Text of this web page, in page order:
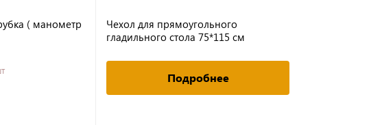
( манометр
Чехол для прямоугольного
гладильного стола 75*115 см
Подробнее